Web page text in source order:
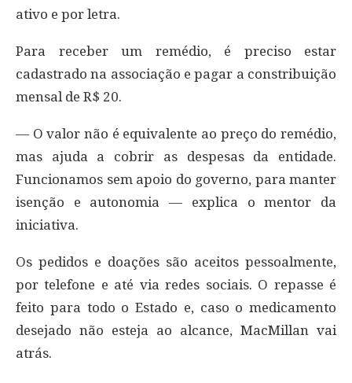
ativo e por letra.
Para receber um remédio, é preciso estar
cadastrado na associação e pagar a constribuição
mensal de R$ 20.
— O valor não é equivalente ao preço do remédio,
mas ajuda a cobrir as despesas da entidade.
Funcionamos sem apoio do governo, para manter
isenção e autonomia — explica o mentor da
iniciativa.
Os pedidos e doações são aceitos pessoalmente,
por telefone e até via redes sociais. O repasse é
feito para todo o Estado e, caso o medicamento
desejado não esteja ao alcance, MacMillan vai
atrás.